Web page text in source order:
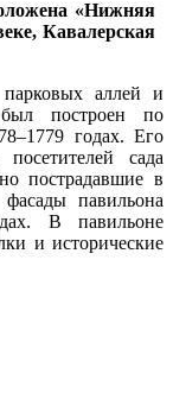
«Нижняя
Кавалерская
аллей и
был построен по
годах. Его
сада
пострадавшие в
павильона
В павильоне
и исторические